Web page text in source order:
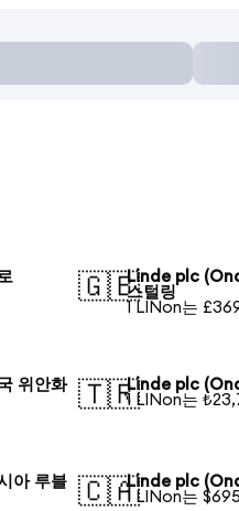
🇬🇧Linde plc
스털링
1 LINon는
위안화
🇹🇷Linde plc
1 LINon는
아 루블
🇨🇦Linde plc
1 LINon는